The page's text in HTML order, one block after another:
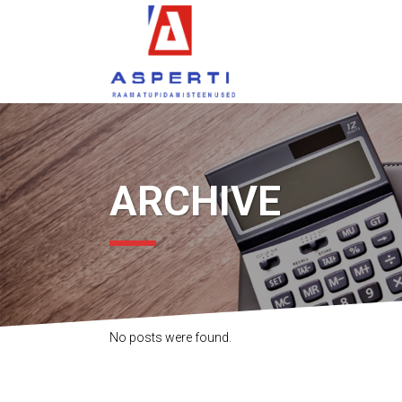
ARCHIVE
No posts were found.